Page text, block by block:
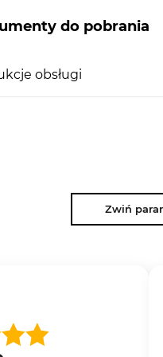
do pobrania
obsługi
Zwiń